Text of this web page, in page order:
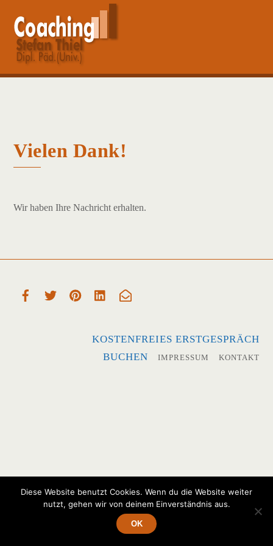
content
Vielen Dank!
Wir haben Ihre Nachricht erhalten.
KOSTENFREIES ERSTGESPRÄCH
BUCHEN
IMPRESSUM KONTAKT
Diese Website benutzt Cookies. Wenn du die Website weiter
nutzt, gehen wir von deinem Einverständnis aus.
OK